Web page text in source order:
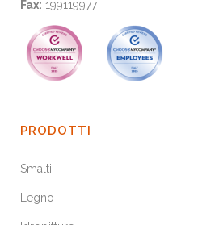
Fax: 199119977
PRODOTTI
Smalti
Legno